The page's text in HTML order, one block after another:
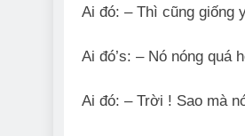
Ai đó: – Thì cũng giống
Ai đó’s: – Nó nóng
Ai đó: – Trời ! Sao mà